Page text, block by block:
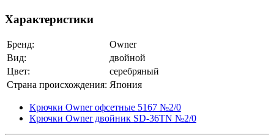
Характеристики
Бренд:
Owner
Вид:
двойной
Цвет:
серебряный
Страна происхождения: Япония
Крючки Owner офсетные 5167 №2/0
Крючки Owner двойник SD-36TN №2/0